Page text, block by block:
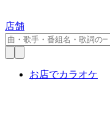
店舗
お店でカラオケ